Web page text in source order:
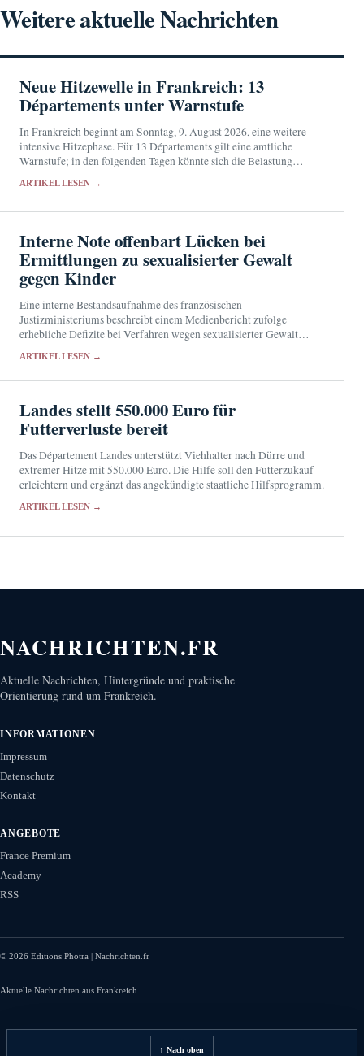
Weitere aktuelle Nachrichten
Neue Hitzewelle in Frankreich: 13
Départements unter Warnstufe
In Frankreich beginnt am Sonntag, 9. August 2026, eine weitere
intensive Hitzephase. Für 13 Départements gilt eine amtliche
Warnstufe; in den folgenden Tagen könnte sich die Belastung
ARTIKEL LESEN →
Interne Note offenbart Lücken bei
Ermittlungen zu sexualisierter Gewalt
gegen Kinder
Eine interne Bestandsaufnahme des französischen
Justizministeriums beschreibt einem Medienbericht zufolge
erhebliche Defizite bei Verfahren wegen sexualisierter Gewalt
Ursachen seit Jahren für bekannt.
ARTIKEL LESEN →
Landes stellt 550.000 Euro für
Futterverluste bereit
Das Département Landes unterstützt Viehhalter nach Dürre und
extremer Hitze mit 550.000 Euro. Die Hilfe soll den Futterzukauf
erleichtern und ergänzt das angekündigte staatliche Hilfsprogramm.
ARTIKEL LESEN →
NACHRICHTEN.FR
Aktuelle Nachrichten, Hintergründe und praktische
Orientierung rund um Frankreich.
INFORMATIONEN
Impressum
Datenschutz
Kontakt
ANGEBOTE
France Premium
Academy
RSS
© 2026 Editions Photra | Nachrichten.fr
Aktuelle Nachrichten aus Frankreich
↑ Nach oben